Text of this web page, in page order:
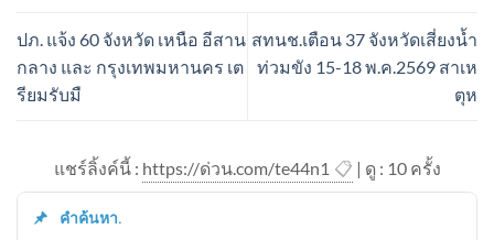
ปภ. แจ้ง 60 จังหวัด เหนือ อีสาน
กลาง และ กรุงเทพมหานคร เต
รียมรับมื
สทนช.เตือน 37 จังหวัดเสี่ยงน้ำ
ท่วมขัง 15-18 พ.ค.2569 สาเห
ตุห
แชร์ลิ้งค์นี้ : https://ด่วน.com/te44n1 📋 | ดู : 10ครั้ง
คำค้นหา.